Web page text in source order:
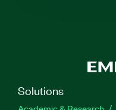
Solutions